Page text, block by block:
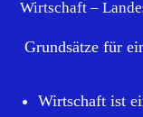
Wirtschaft –
Grundsätze für
Wirtschaft ist